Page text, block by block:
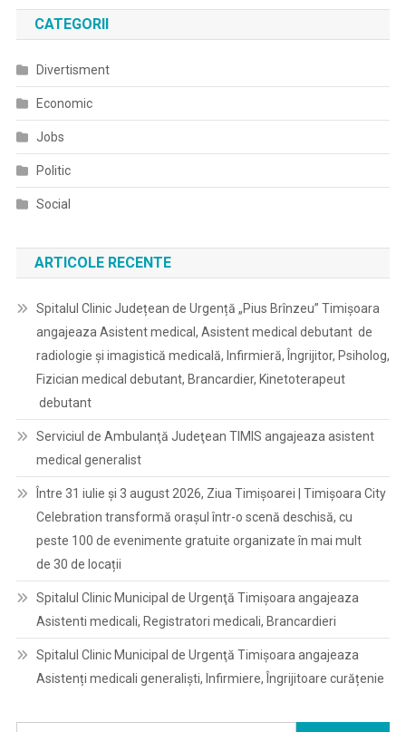
CATEGORII
Divertisment
Economic
Jobs
Politic
Social
ARTICOLE RECENTE
Spitalul Clinic Județean de Urgență „Pius Brînzeu” Timișoara
angajeaza Asistent medical, Asistent medical debutant de
radiologie și imagistică medicală, Infirmieră, Îngrijitor, Psiholog,
Fizician medical debutant, Brancardier, Kinetoterapeut
debutant
Serviciul de Ambulanţă Judeţean TIMIS angajeaza asistent
medical generalist
Între 31 iulie și 3 august 2026, Ziua Timișoarei | Timișoara City
Celebration transformă orașul într-o scenă deschisă, cu
peste 100 de evenimente gratuite organizate în mai mult
de 30 de locații
Spitalul Clinic Municipal de Urgenţă Timişoara angajeaza
Asistenti medicali, Registratori medicali, Brancardieri
Spitalul Clinic Municipal de Urgenţă Timişoara angajeaza
Asistenți medicali generaliști, Infirmiere, Îngrijitoare curățenie